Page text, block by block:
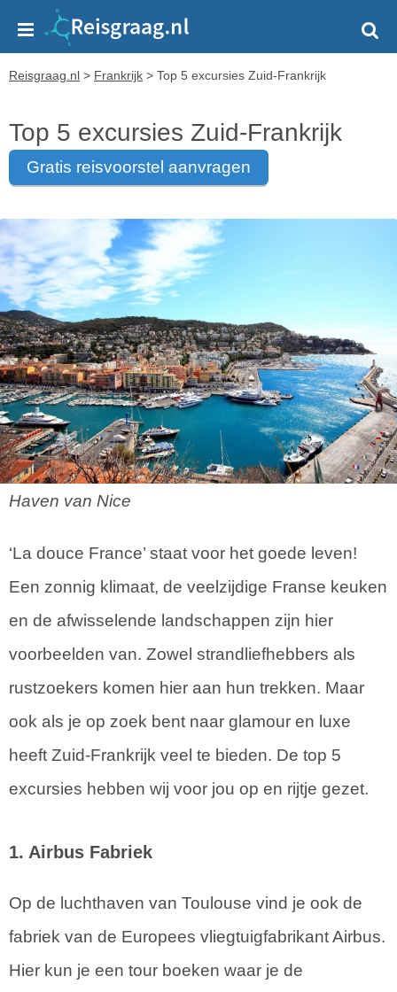
Reisgraag.nl > Frankrijk > Top 5 excursies Zuid-Frankrijk
Top 5 excursies Zuid-Frankrijk
gratis reisvoorstel aanvragen
Haven van Nice
‘La douce France’ staat voor het goede leven!
Een zonnig klimaat, de veelzijdige Franse keuken
en de afwisselende landschappen zijn hier
voorbeelden van. Zowel strandliefhebbers als
rustzoekers komen hier aan hun trekken. Maar
ook als je op zoek bent naar glamour en luxe
heeft Zuid-Frankrijk veel te bieden. De top 5
excursies hebben wij voor jou op en rijtje gezet.
1. Airbus Fabriek
Op de luchthaven van Toulouse vind je ook de
fabriek van de Europees vliegtuigfabrikant Airbus.
Hier kun je een tour boeken waar je de